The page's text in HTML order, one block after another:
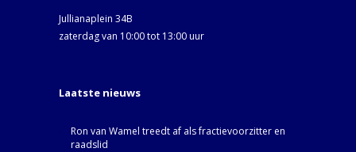
Jullianaplein 34B
zaterdag van 10:00 tot 13:00 uur
Laatste nieuws
Ron van Wamel treedt af als fractievoorzitter en
raadslid